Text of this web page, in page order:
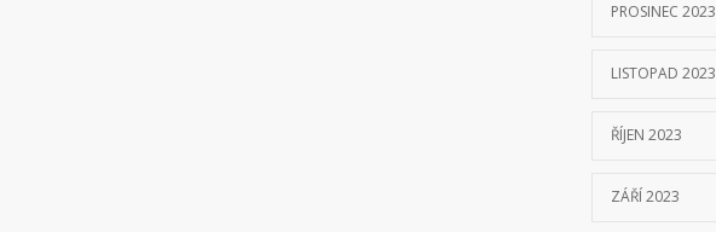
PROSINEC 2023
LISTOPAD 2023
ŘÍJEN 2023
ZÁŘÍ 2023